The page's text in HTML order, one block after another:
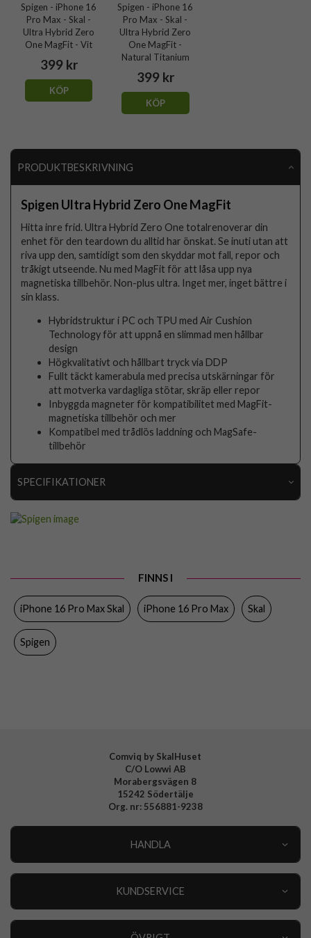
Spigen - iPhone 16
Pro Max - Skal -
Ultra Hybrid Zero
One MagFit - Vit
399 kr
KÖP
Spigen - iPhone 16
Pro Max - Skal -
Ultra Hybrid Zero
One MagFit -
Natural Titanium
399 kr
KÖP
PRODUKTBESKRIVNING
Spigen Ultra Hybrid Zero One MagFit
Hitta inre frid. Ultra Hybrid Zero One totalrenoverar din
enhet för den teardown du alltid har önskat. Se inuti utan att
riva upp den, samtidigt som den skyddar mot fall, repor och
tråkigt utseende. Nu med MagFit för att låsa upp nya
magnetiska tillbehör. Non-plus ultra. Inget mer, inget bättre i
sin klass.
Hybridstruktur i PC och TPU med Air Cushion
Technology för att uppnå en slimmad men hållbar
design
Högkvalitativt och hållbart tryck via DDP
Fullt täckt kamerabula med precisa utskärningar för
att motverka vardagliga stötar, skräp eller repor
Inbyggda magneter för kompatibilitet med MagFit-
magnetiska tillbehör och mer
Kompatibel med trådlös laddning och MagSafe-
tillbehör
SPECIFIKATIONER
Färg Svart
Material
Varumärke
FINNS I
iPhone 16 Pro Max Skal iPhone 16 Pro Max Skal
Spigen
Comviq by SkalHuset
C/O Lowwi AB
Morabergsvägen 8
15242 Södertälje
Org. nr: 556881-9238
HANDLA
KUNDSERVICE